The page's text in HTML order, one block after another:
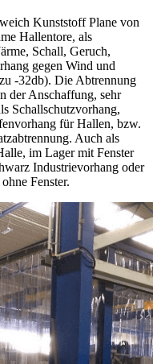
Kunststoff Plane von
Hallentore, als
Schall, Geruch,
gegen Wind und
-32db). Die Abtrennung
der Anschaffung, sehr
Schallschutzvorhang,
für Hallen, bzw.
Auch als
im Lager mit Fenster
Industrievorhang oder
Fenster.